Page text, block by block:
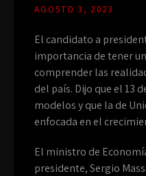
AGOSTO 3, 2023
El candidato a
importancia de tener
comprender las
del país. Dijo que el 13
modelos y que la de
enfocada en el
El ministro de
presidente, Sergio